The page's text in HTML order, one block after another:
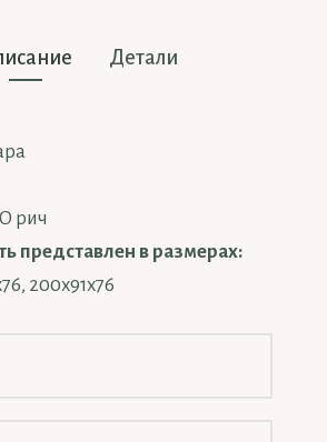
Детали
рич
представлен в размерах:
200х91х76